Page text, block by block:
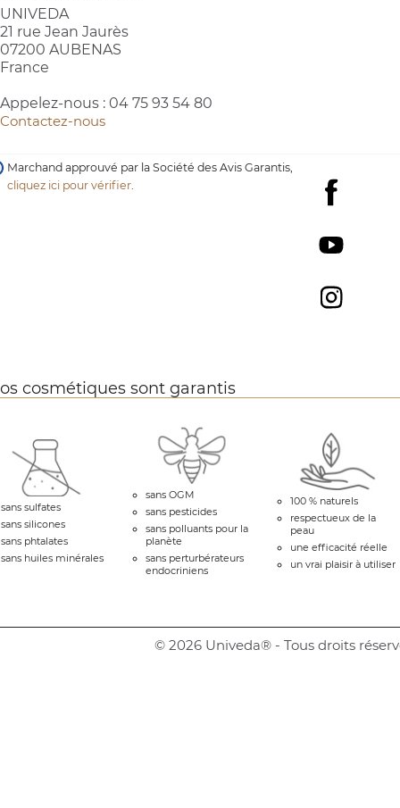
UNIVEDA
21 rue Jean Jaurès
07200 AUBENAS
France
Appelez-nous : 04 75 93 54 80
Contactez-nous
Marchand approuvé par la Société des Avis Garantis,
cliquez ici pour vérifier
cosmétiques sont garantis
sans sulfates
sans silicones
sans phtalates
sans huiles minérales
sans OGM
sans pesticides
sans polluants pour la
planète
sans perturbérateurs
endocriniens
100 % naturels
respectueux de la
peau
une efficacité réelle
un vrai plaisir à utiliser
© 2026 Univeda® - Tous droits